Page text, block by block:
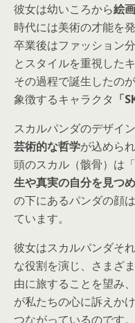
彼女は幼いころから絵
時代には美術の才能を
卒業後はファッション
とスタイルを重視した
その過程で誕生したの
象徴するキャラクタ 「
スカルパンダのデザイ
芸術的な哲学が込めら
頭のスカル（骸骨）は
生や真実の自分を見つ
の下にあるパンダの顔は
ています。
彼女はスカルパンダそ
な役割を演じ、さまざ
由に旅することを望み
が私たちの心に訴えか
つながっているのです。